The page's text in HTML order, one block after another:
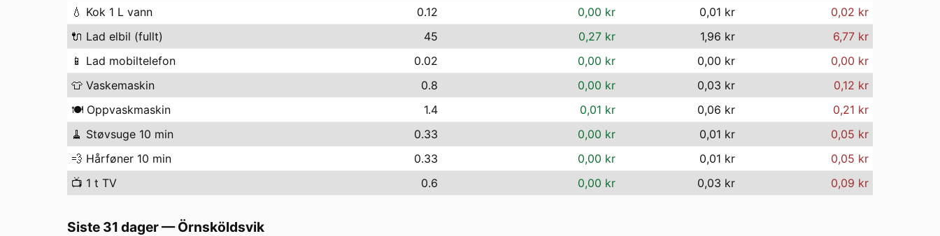
💧 Kok 1 L vann 0.12 0,00 kr 0,01 kr
0,02 kr
🔌 Lad elbil (fullt) 45 0,27 kr 1,96 kr
6,77 kr
📱 Lad mobiltelefon 0.02 0,00 kr 0,00 kr
0,00 kr
👕 Vaskemaskin 0.8 0,00 kr 0,03 kr
0,12 kr
🍽️ Oppvaskmaskin 1.4 0,01 kr 0,06 kr
0,21 kr
🧹 Støvsuge 10 min 0.33 0,00 kr 0,01 kr
0,05 kr
💨 Hårføner 10 min 0.33 0,00 kr 0,01 kr
0,05 kr
📺 1 t TV 0.6 0,00 kr 0,03 kr 0,09 kr
Siste 31 dager—Örnsköldsvik